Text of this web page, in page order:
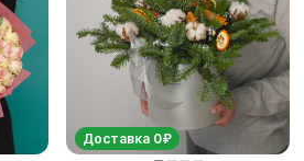
Доставка 0₽